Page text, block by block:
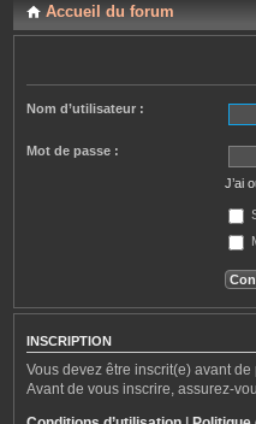
Accueil du forum
Nom d’utilisateur :
Mot de passe :
J’ai
INSCRIPTION
Vous devez être inscrit(e) avant
Avant de vous inscrire, assurez-